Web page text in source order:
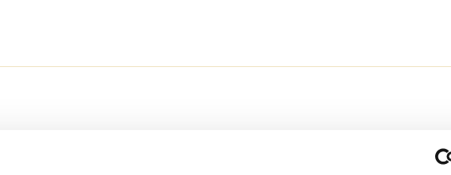
+ 9 mm argongas + 4 mm sikkerhedsglas) så
mm rundt om hele partier for nem montering udefra. Dæklisten